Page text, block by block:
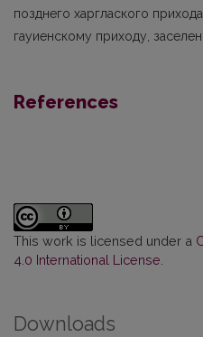
позднего харглаского
гауиенскому приходу,
References
This work is licensed under a
4.0 International License
Downloads